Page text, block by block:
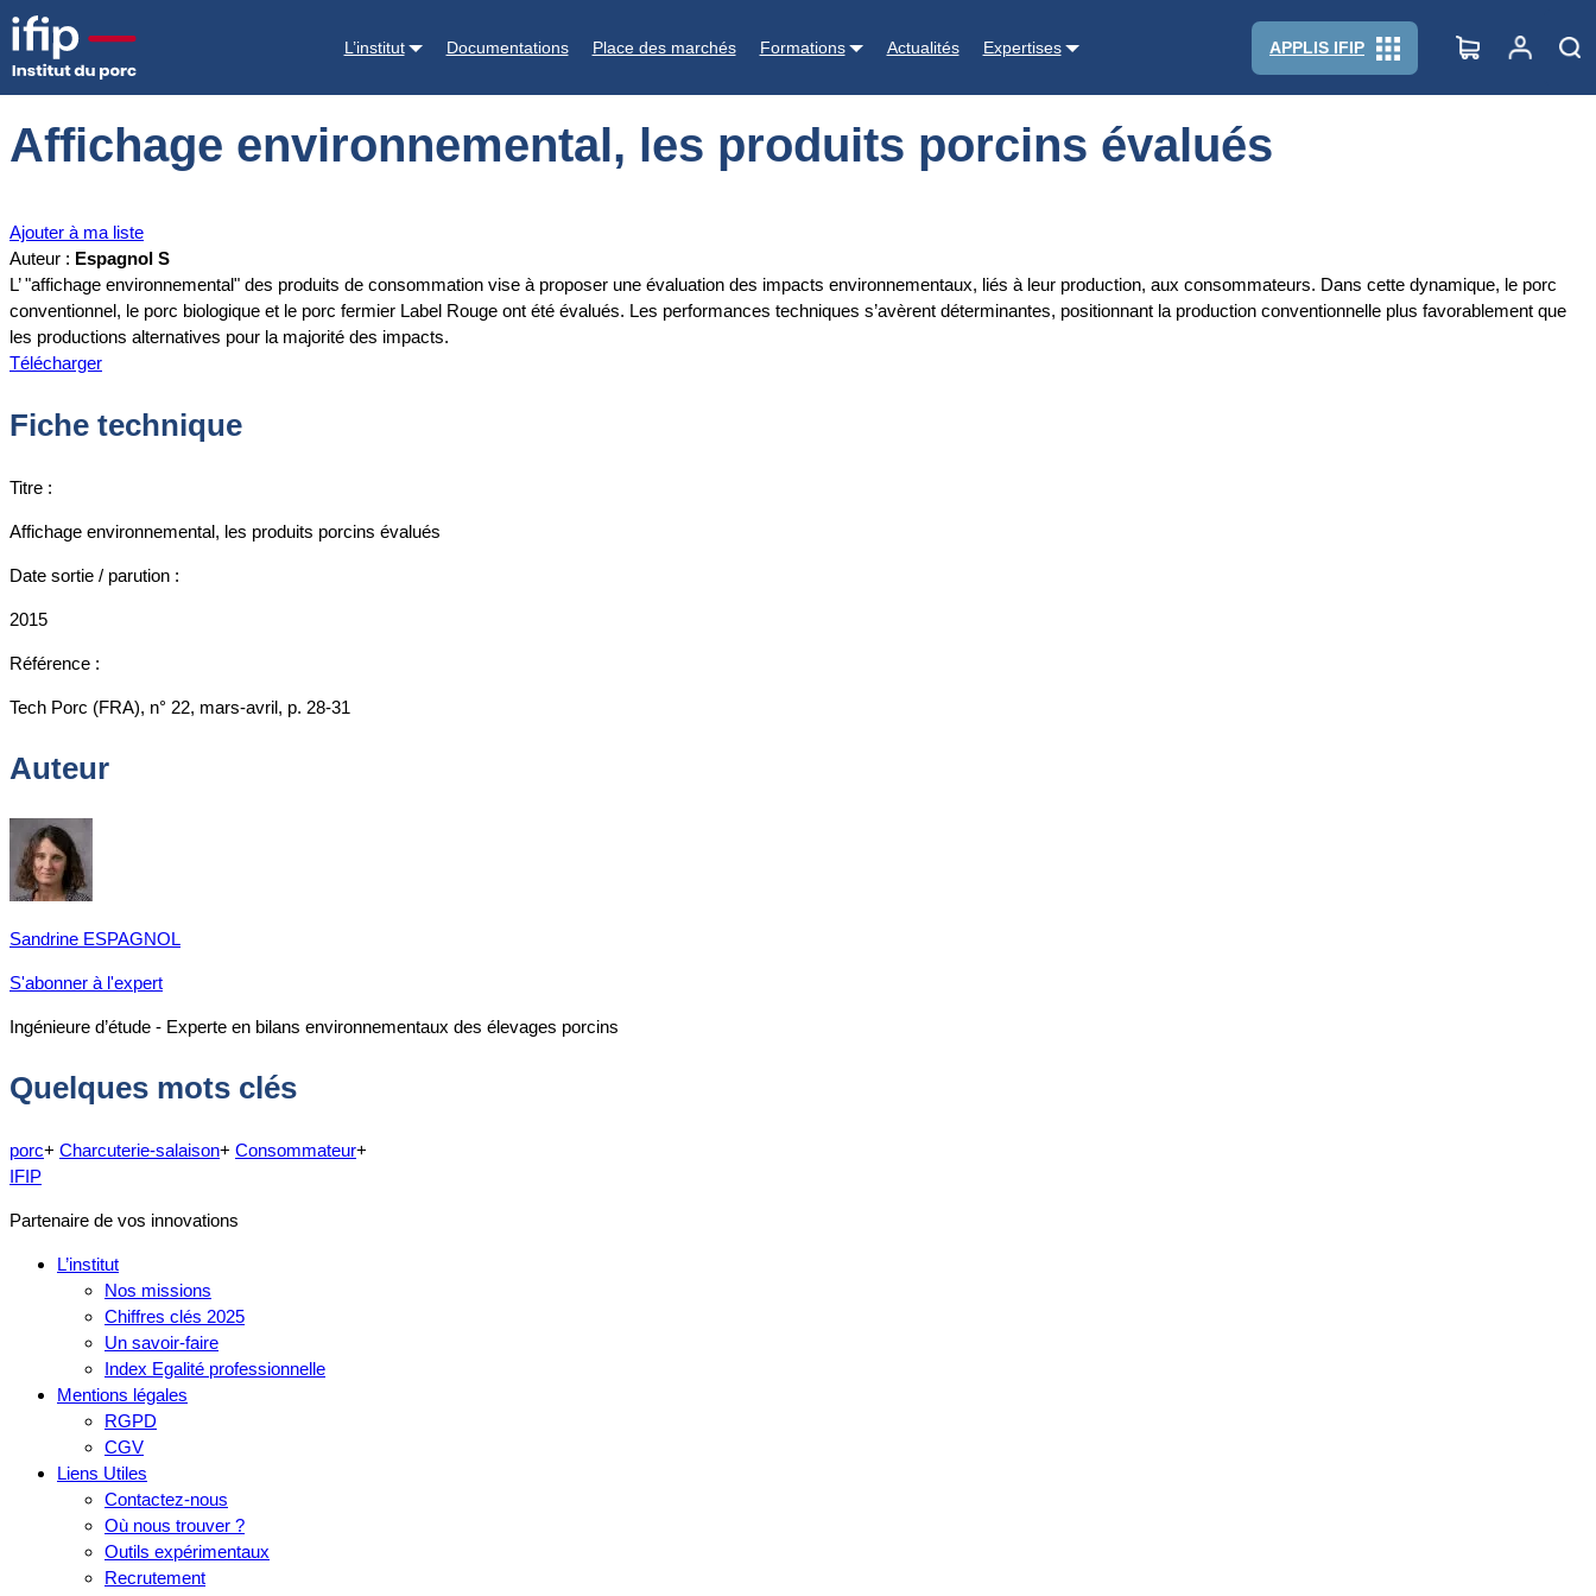
L’institut Documentations Place des marchés Formations Actualités Expertises APPLIS IFIP
Accueil Documentations
Affichage environnemental, les produits porcins évalués
Ajouter à ma liste
Auteur : Espagnol S
L’ "affichage environnemental" des produits de consommation vise à proposer une évaluation des impacts environnementaux, liés à leur production, aux consommateurs. Dans cette dynamique, le porc
conventionnel, le porc biologique et le porc fermier Label Rouge ont été évalués. Les performances techniques s’avèrent déterminantes, positionnant la production conventionnelle plus favorablement que
les productions alternatives pour la majorité des impacts.
Télécharger
Fiche technique
Titre :
Affichage environnemental, les produits porcins évalués
Date sortie / parution :
2015
Référence :
Tech Porc (FRA), n° 22, mars-avril, p. 28-31
Auteur
Sandrine ESPAGNOL
S'abonner à l'expert
Ingénieure d’étude - Experte en bilans environnementaux des élevages porcins
Quelques mots clés
porc+ Charcuterie-salaison+ Consommateur+
IFIP
Partenaire de vos innovations
L’institut
Nos missions
Chiffres clés 2025
Un savoir-faire
Index Egalité professionnelle
Mentions légales
RGPD
CGV
Liens Utiles
Contactez-nous
Où nous trouver ?
Outils expérimentaux
Recrutement